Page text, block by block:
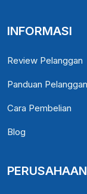
INFORMASI
Review Pelanggan
Panduan Pelanggan
Cara Pembelian
Blog
PERUSAHAAN